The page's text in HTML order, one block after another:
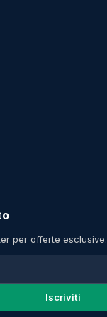
per offerte esclusive.
Iscriviti